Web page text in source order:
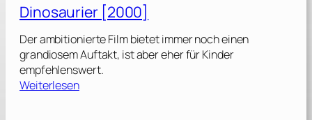
Dinosaurier [2000]
Der ambitionierte Film bietet immer noch einen
grandiosem Auftakt, ist aber eher für Kinder
empfehlenswert.
Weiterlesen: